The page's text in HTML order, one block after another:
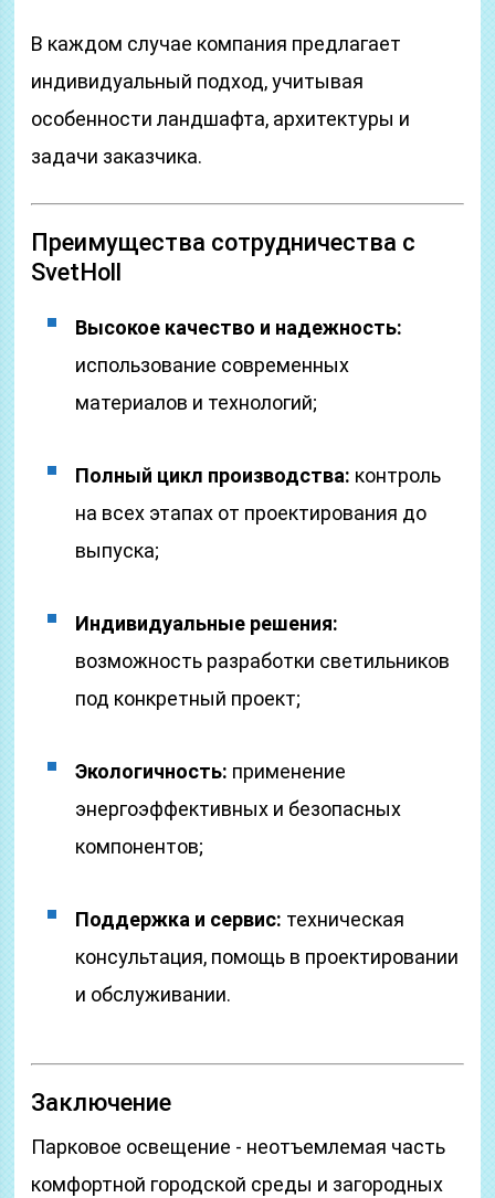
В каждом случае компания предлагает
индивидуальный подход, учитывая
особенности ландшафта, архитектуры и
задачи заказчика.
Преимущества сотрудничества с
SvetHoll
Высокое качество и надежность:
использование современных
материалов и технологий;
Полный цикл производства: контроль
на всех этапах от проектирования до
выпуска;
Индивидуальные решения:
возможность разработки светильников
под конкретный проект;
Экологичность: применение
энергоэффективных и безопасных
компонентов;
Поддержка и сервис: техническая
консультация, помощь в проектировании
и обслуживании.
Заключение
Парковое освещение - неотъемлемая часть
комфортной городской среды и загородных